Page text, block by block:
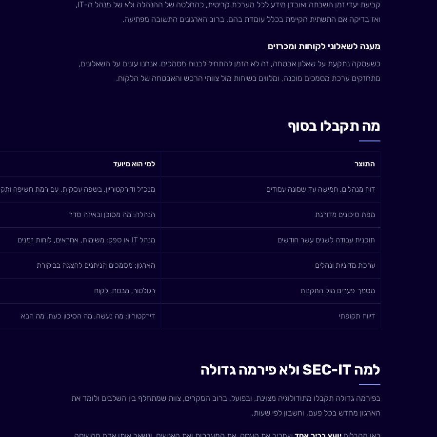
קביעת יעדי זמן השבתה ואובדן מידע לכל מערכת קריטית, כהחלטה של ההנהלה ולא של מנהל ה-IT,
ואז בדיקה אם התשתית הקיימת בכלל עומדת בהם. ברוב הארגונים התשובה מפתיעה.
מענה לשאלוני לקוחות ומכרזים
כשעסקה נתקעת על שאלון אבטחה, זה לא הזמן להתחיל לבנות מסמכים. אנחנו עונים על השאלונים,
מתחזקים ערכת מסמכים מוכנה, ומלווים בשיחות מול צוותי הרכש והאבטחה של הלקוח.
מה תקבלו בסוף
התוצר למי הוא מיועד
דוח מנהלים, חמישה עד שמונה עמודים מנכ״ל ודירקטוריון, בשפה עסקית, עם רמת חשיפה
מפת סיכונים מדורגת הנהלה: מה מסוכן ובאיזה סדר
תוכנית עבודה לשנים עשר חודשים מנהל IT או ספק: משימות, אחראים, לוחות זמנים
ערכת מדיניות ונהלים הארגון: מסמכים הניתנים להצגה בביקורת
מסמך פערים מול התקנות רגולטור, מבטח, לקוח
דיווח תקופתי דירקטוריון: מה נעשה, מה הסיכון כעת, מה הבא
למה SEC-IT ולא פירמה גדולה
בפירמה גדולה תקבלו מתודולוגיה מצוינת, ובפועל, ברוב המקרים, צוות שמתחלף בין השלבים ולומד את
הארגון מחדש בכל פעם, וחשבון לפי שעות.